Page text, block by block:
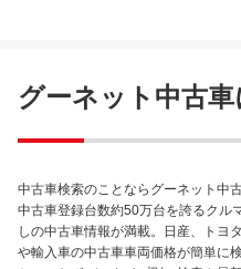
グーネット中古
中古車検索のことならグーネット中
中古車登録台数約50万台を誇るクル
しの中古車情報が満載。日産、トヨ
や輸入車の中古車車両価格が簡単に